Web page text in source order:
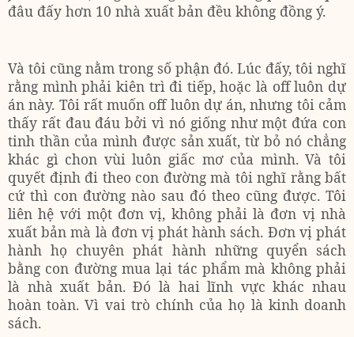
đâu đấy hơn 10 nhà xuất bản đều không đồng ý.
Và tôi cũng nằm trong số phận đó. Lúc đấy, tôi nghĩ
rằng mình phải kiên trì đi tiếp, hoặc là off luôn dự
án này. Tôi rất muốn off luôn dự án, nhưng tôi cảm
thấy rất đau đáu bởi vì nó giống như một đứa con
tinh thần của mình được sản xuất, từ bỏ nó chẳng
khác gì chon vùi luôn giấc mơ của mình. Và tôi
quyết định đi theo con đường mà tôi nghĩ rằng bất
cứ thì con đường nào sau đó theo cũng được. Tôi
liên hệ với một đơn vị, không phải là đơn vị nhà
xuất bản mà là đơn vị phát hành sách. Đơn vị phát
hành họ chuyên phát hành những quyển sách
bằng con đường mua lại tác phẩm mà không phải
là nhà xuất bản. Đó là hai lĩnh vực khác nhau
hoàn toàn. Vì vai trò chính của họ là kinh doanh
sách.